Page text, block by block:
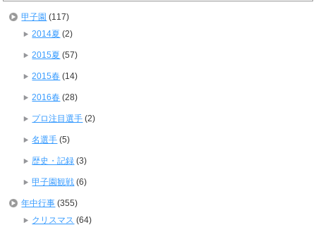
甲子園 (117)
2014夏 (2)
2015夏 (57)
2015春 (14)
2016春 (28)
プロ注目選手 (2)
名選手 (5)
歴史・記録 (3)
甲子園観戦 (6)
年中行事 (355)
クリスマス (64)